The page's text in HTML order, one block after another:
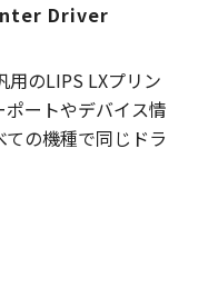
Driver
用のLIPS LXプリン
ートやデバイス情
の機種で同じドラ